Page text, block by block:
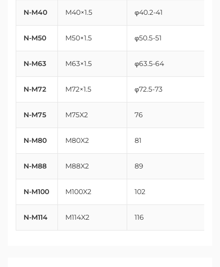
N-M40 M40×1.5 φ40.2-41
N-M50 M50×1.5 φ50.5-51
N-M63 M63×1.5 φ63.5-64
N-M72 M72×1.5 φ72.5-73
N-M75 M75X2 76
N-M80 M80X2 81
N-M88 M88X2 89
N-M100 M100X2 102
N-M114 M114X2 116